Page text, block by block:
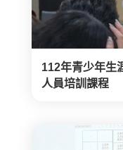
112年青少年生
人員培訓課程